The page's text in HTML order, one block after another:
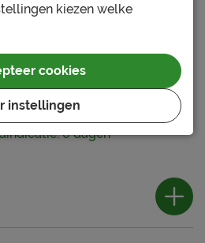
Silver 200, 300 en 400 matras
6 dagen
kiezen welke
instellingen
cookies